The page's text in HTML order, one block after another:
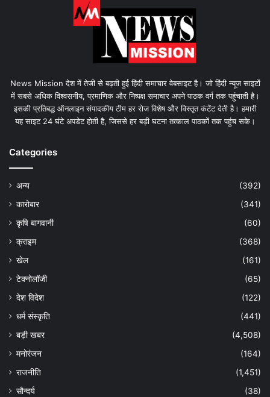
News Mission देश में तेजी से बढ़ती हुई हिंदी समाचार वेबसाइट है। जो हिंदी न्यूज साइटों
में सबसे अधिक विश्वसनीय, प्रमाणिक और निष्पक्ष समाचार अपने पाठक वर्ग तक पहुंचाती है।
इसकी प्रतिबद्ध ऑनलाइन संपादकीय टीम हर रोज विशेष और विस्तृत कंटेंट देती है। हमारी
यह साइट 24 घंटे अपडेट होती है, जिससे हर बड़ी घटना तत्काल पाठकों तक पहुंच सके।
Categories
अन्य
(392)
कारोबार
(341)
कृषि बागवानी
(60)
क्राइम
(368)
खेल
(161)
टेक्नोलॉजी
(65)
देश विदेश
(122)
धर्म संस्कृति
(441)
बड़ी खबर
(4,508)
मनोरंजन
(164)
राजनीति
(1,451)
सौन्दर्य
(38)